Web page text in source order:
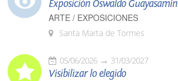
Exposición Oswaldo Guayasamín
ARTE / EXPOSICIONES
Santa Marta de Tormes
05/06/2026 31/03/2027
Visibilizar lo elegido